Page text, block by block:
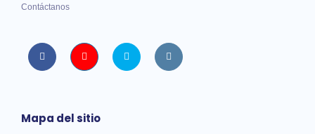
Contáctanos
Facebook Youtube twitter instagram
Mapa del sitio